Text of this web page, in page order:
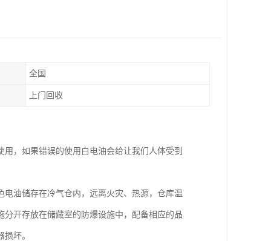
全国
上门回收
，如果错误的使用白电油会给让我们人体受到
油储存在冷气仓内，远离火灾、热源，仓库温
开存放在储藏室的防爆设施中，配备相应的品
坏。